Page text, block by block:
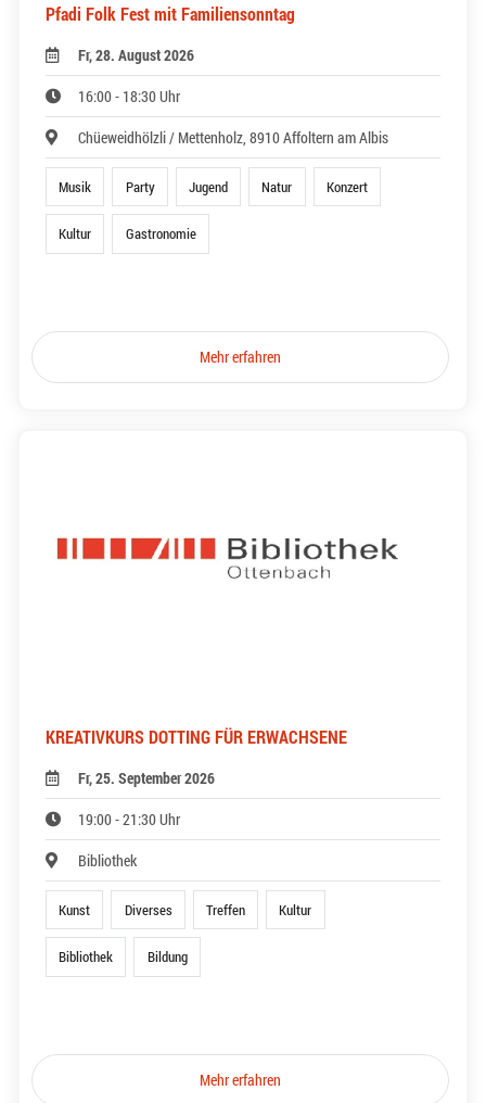
Pfadi Folk Fest mit Familiensonntag
Fr, 28. August 2026
16:00 - 18:30 Uhr
Chüeweidhölzli / Mettenholz, 8910 Affoltern am Albis
Musik Party Jugend Natur Konzert
Kultur Gastronomie
Mehr erfahren
KREATIVKURS DOTTING FÜR ERWACHSENE
Fr, 25. September 2026
19:00 - 21:30 Uhr
Bibliothek
Kunst Diverses Treffen Kultur
Bibliothek Bildung
Mehr erfahren